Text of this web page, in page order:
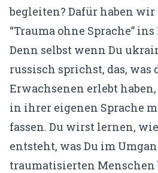
begleiten? Dafür haben wir
“Trauma ohne Sprache” ins
Denn selbst wenn Du
russisch sprichst, das, was
Erwachsenen erlebt
in ihrer eigenen Sprache
fassen. Du wirst lernen,
entsteht, was Du im
traumatisierten Menschen